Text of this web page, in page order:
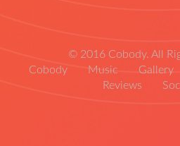
© 2016 Cobody. All
Cobody
Music Gallery
Reviews